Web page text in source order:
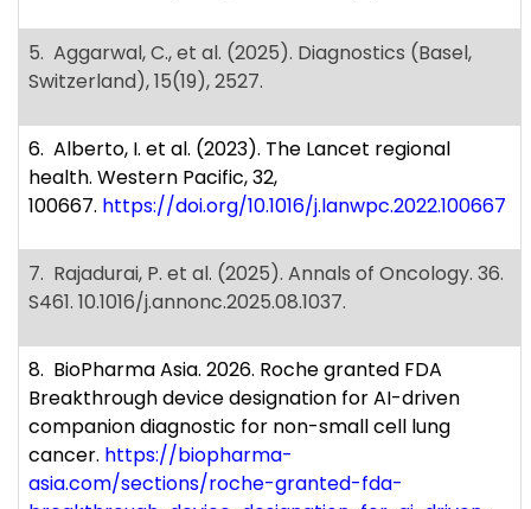
5. Aggarwal, C., et al. (2025). Diagnostics (Basel,
Switzerland), 15(19), 2527.
6. Alberto, I. et al. (2023). The Lancet regional
health. Western Pacific, 32,
100667. https://doi.org/10.1016/j.lanwpc.2022.100667
7. Rajadurai, P. et al. (2025). Annals of Oncology. 36.
S461. 10.1016/j.annonc.2025.08.1037.
8. BioPharma Asia. 2026. Roche granted FDA
Breakthrough device designation for AI-driven
companion diagnostic for non-small cell lung
cancer. https://biopharma-
asia.com/sections/roche-granted-fda-